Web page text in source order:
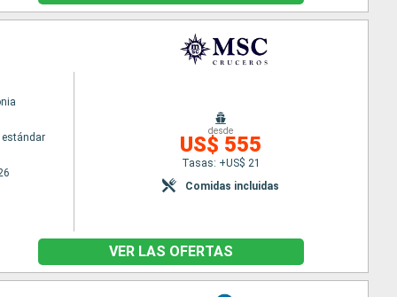
desde
US$ 555
Tasas: +US$ 21
Comidas incluidas
VER LAS OFERTAS